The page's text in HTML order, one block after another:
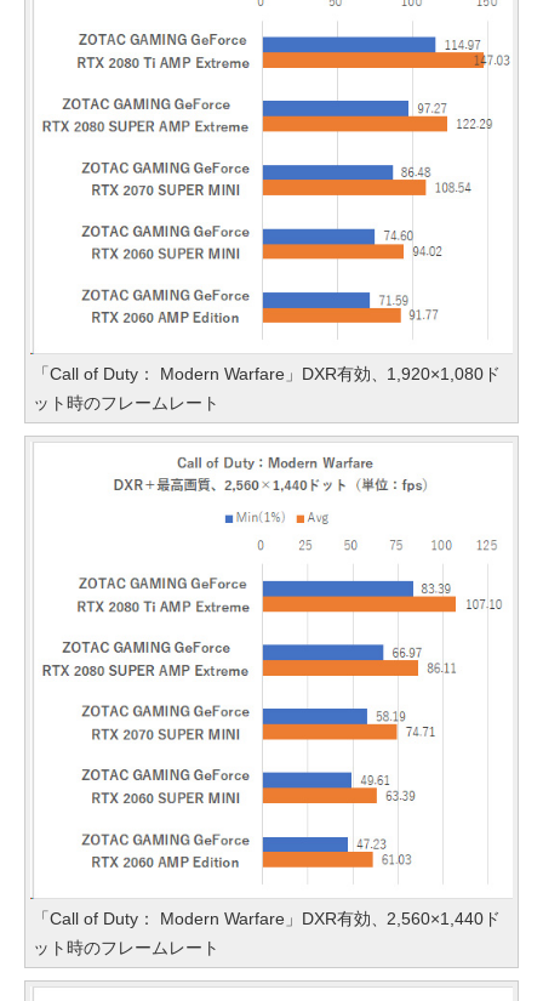
「Call of Duty： Modern Warfare」DXR有効、1,920×1,080ド
ット時のフレームレート
「Call of Duty： Modern Warfare」DXR有効、2,560×1,440ド
ット時のフレームレート